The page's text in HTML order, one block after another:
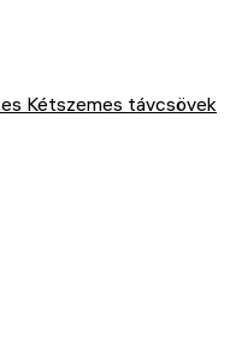
Kétszemes távcsövek